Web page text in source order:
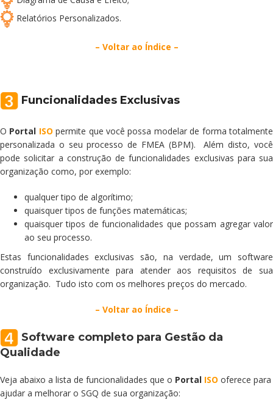
Relatórios Personalizados.
– Voltar ao Índice –
Funcionalidades Exclusivas
O Portal ISO permite que você possa modelar de forma totalmente
personalizada o seu processo de FMEA (BPM). Além disto, você
pode solicitar a construção de funcionalidades exclusivas para sua
organização como, por exemplo:
qualquer tipo de algorítimo;
quaisquer tipos de funções matemáticas;
quaisquer tipos de funcionalidades que possam agregar valor
ao seu processo.
Estas funcionalidades exclusivas são, na verdade, um software
construído exclusivamente para atender aos requisitos de sua
organização. Tudo isto com os melhores preços do mercado.
– Voltar ao Índice –
Software completo para Gestão da
Qualidade
Veja abaixo a lista de funcionalidades que o Portal ISO oferece para
ajudar a melhorar o SGQ de sua organização: